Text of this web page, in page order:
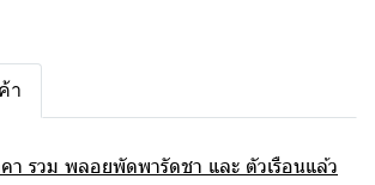
า
า รวม พลอยพัดพารัดชา และ ตัวเรือนแล้ว